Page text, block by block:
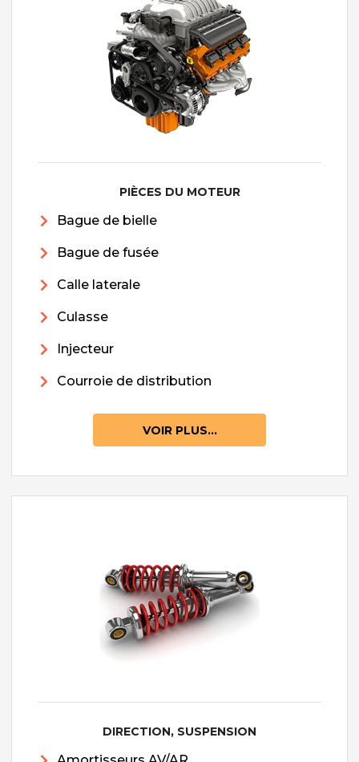
PIÈCES DU MOTEUR
Bague de bielle
Bague de fusée
Calle laterale
Culasse
Injecteur
Courroie de distribution
VOIR PLUS...
DIRECTION, SUSPENSION